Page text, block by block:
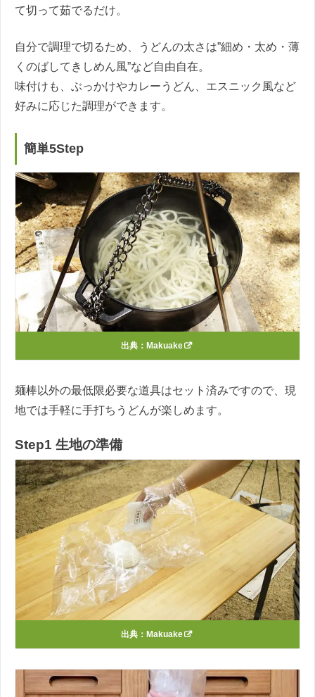
て切って茹でるだけ。
自分で調理で切るため、うどんの太さは”細め・太め・薄
くのばしてきしめん風”など自由自在。
味付けも、ぶっかけやカレーうどん、エスニック風など
好みに応じた調理ができます。
簡単5Step
出典： Makuake
麺棒以外の最低限必要な道具はセット済みですので、現
地では手軽に手打ちうどんが楽しめます。
Step1 生地の準備
出典： Makuake